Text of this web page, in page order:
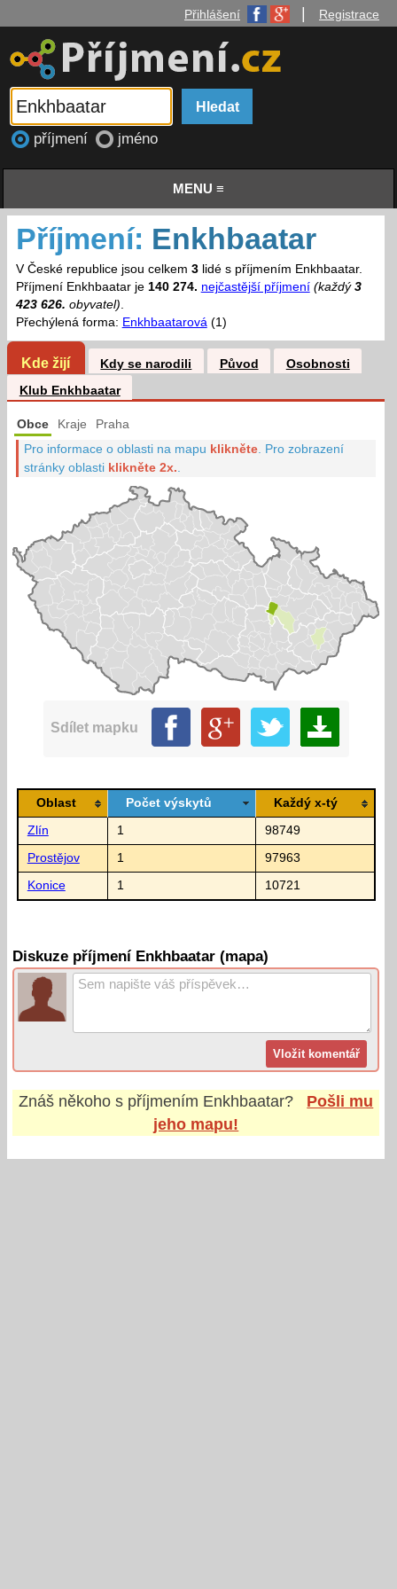
Přihlášení Registrace
příjmení jméno
MENU ≡
Příjmení: Enkhbaatar
V České republice jsou celkem 3lidé s příjmením Enkhbaatar.
Příjmení Enkhbaatar je 140 274. nejčastější příjmení (každý 3
423 626. obyvatel).
Přechýlená forma: Enkhbaatarová(1)
Kde žijí Kdy se narodili Původ
Osobnosti
Klub Enkhbaatar
Obce Kraje Praha
Pro informace o oblasti na mapu klikněte Pro zobrazení
stránky oblasti klikněte 2x.
Sdílet mapku
Oblast Počet výskytů Každý x-tý
Zlín 1 98749
Prostějov 1 97963
Konice 1 10721
Diskuze příjmení Enkhbaatar (mapa)
Znáš někoho s příjmením Enkhbaatar?
Pošli mu
jeho mapu!